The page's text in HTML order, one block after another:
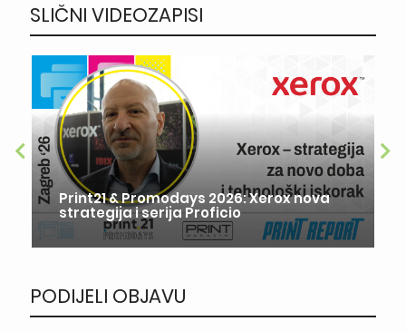
SLIČNI VIDEOZAPISI
Print21 & Promodays 2026: Xerox nova
strategija i serija Proficio
PODIJELI OBJAVU